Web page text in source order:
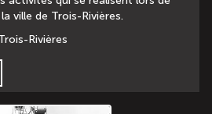
ville de Trois-Rivières.
Rivières